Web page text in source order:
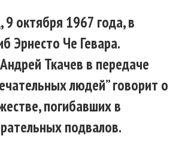
9 октября 1967 года, в
Эрнесто Че Гевара.
Ткачев в передаче
людей” говорит о
погибавших в
подвалов.